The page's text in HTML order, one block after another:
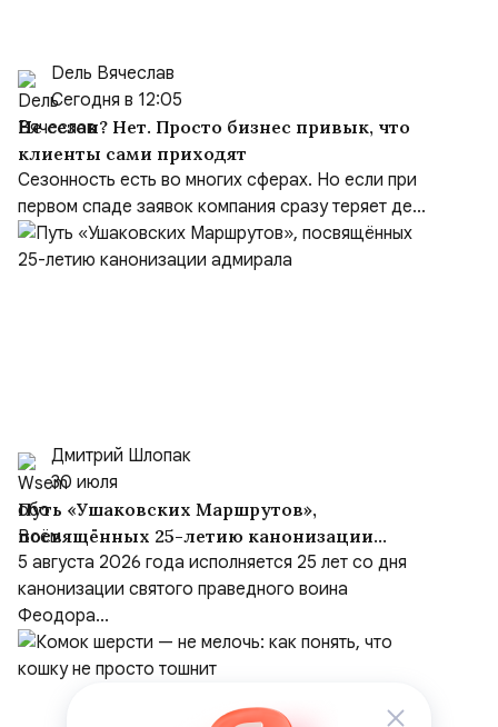
Dель Вячеслав
Сегодня в 12:05
Не сезон? Нет. Просто бизнес привык, что
клиенты сами приходят
Сезонность есть во многих сферах. Но если при
первом спаде заявок компания сразу теряет де...
Дмитрий Шлопак
30 июля
Путь «Ушаковских Маршрутов»,
посвящённых 25-летию канонизации
адмирала
5 августа 2026 года исполняется 25 лет со дня
канонизации святого праведного воина
Феодора...